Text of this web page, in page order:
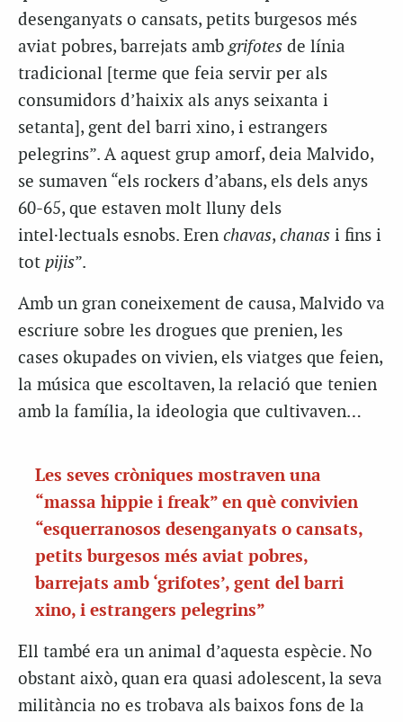
desenganyats o cansats, petits burgesos més
aviat pobres, barrejats ambgrifotes de línia
tradicional [terme que feia servir per als
consumidors d’haixix als anys seixanta i
setanta], gent del barri xino, i estrangers
pelegrins”. A aquest grup amorf, deia Malvido,
se sumaven “els rockers d’abans, els dels anys
60-65, que estaven molt lluny dels
intel·lectuals esnobs. Eren chavas, chanas i fins i
tot pijis”.
Amb un gran coneixement de causa, Malvido va
escriure sobre les drogues que prenien, les
cases okupades on vivien, els viatges que feien,
la música que escoltaven, la relació que tenien
amb la família, la ideologia que cultivaven…
Les seves cròniques mostraven una
“massa hippie i freak” en què convivien
“esquerranosos desenganyats o cansats,
petits burgesos més aviat pobres,
barrejats amb ‘grifotes’, gent del barri
xino, i estrangers pelegrins”
Ell també era un animal d’aquesta espècie. No
obstant això, quan era quasi adolescent, la seva
militància no es trobava als baixos fons de la